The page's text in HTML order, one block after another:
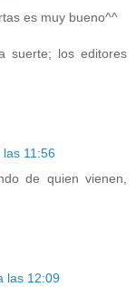
es muy bueno^^
suerte; los editores
11:56
de quien vienen,
las 12:09